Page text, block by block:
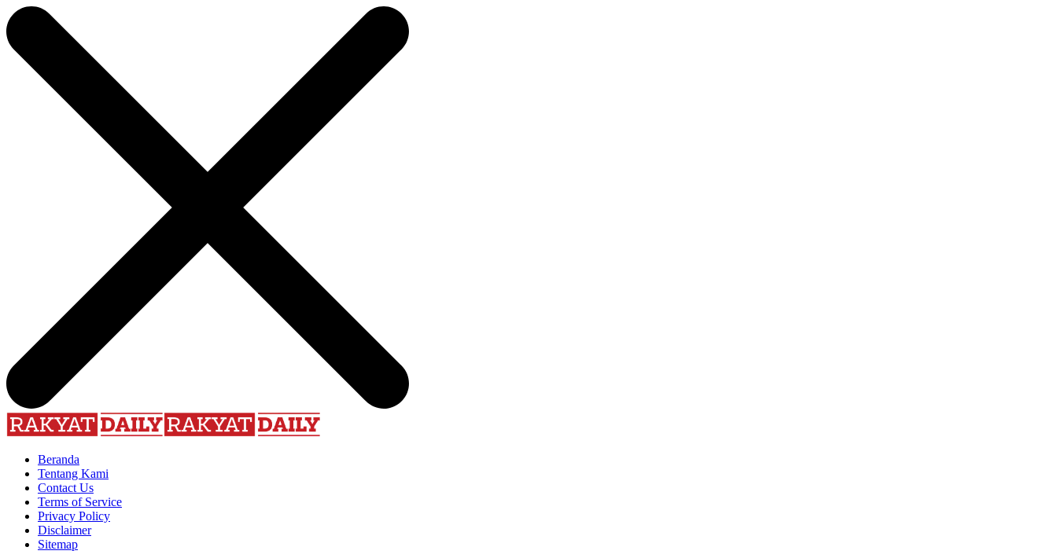
Beranda
Tentang Kami
Contact Us
Terms of Service
Privacy Policy
Disclaimer
Sitemap